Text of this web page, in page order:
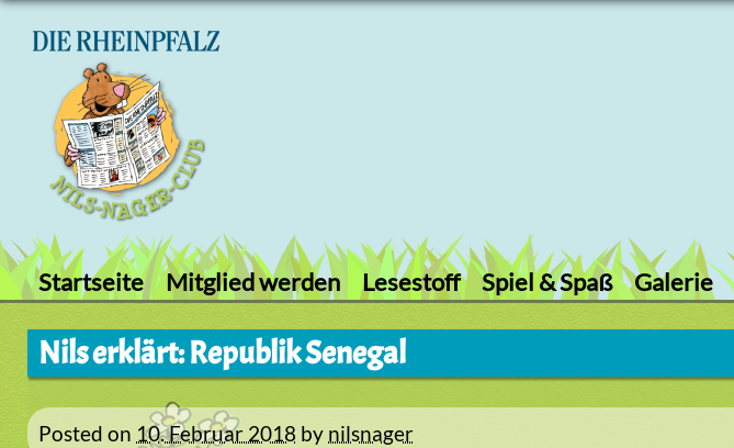
Skip
Startseite Mitglied werden Lesestoff Spiel & Spaß Galerie
Nils erklärt: Republik Senegal
Posted on 10. Februar 2018 by nilsnager